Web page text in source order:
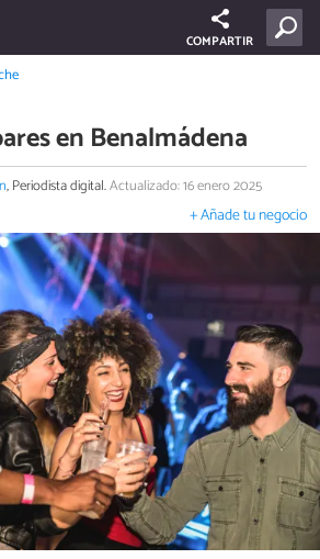
COMPARTIR
en Benalmádena
, Periodista digital.Actualizado: 16 enero 2025
+ Añade tu negocio